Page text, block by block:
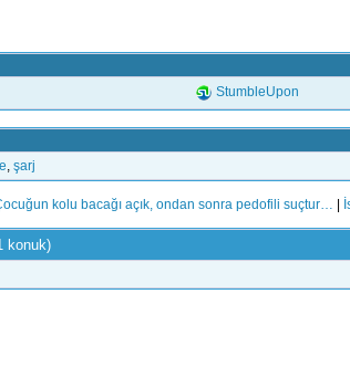
StumbleUpon
şarj
kolu bacağı açık, ondan sonra pedofili suçtur…
konuk)